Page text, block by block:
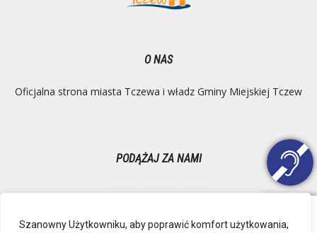
Szanowny Użytkowniku, aby poprawić komfort użytkowania,
O NAS
Oficjalna strona miasta Tczewa i władz Gminy Miejskiej Tczew
PODĄŻAJ ZA NAMI